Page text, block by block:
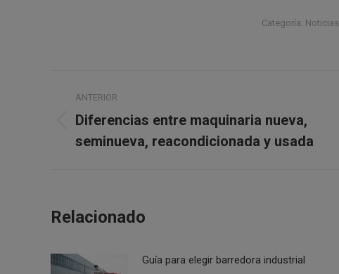
Categoría: Noticias
entre
publicaciones
ANTERIOR
Publicación
anterior:
Diferencias entre maquinaria nueva,
seminueva, reacondicionada y usada
Relacionado
Guía para elegir barredora industrial